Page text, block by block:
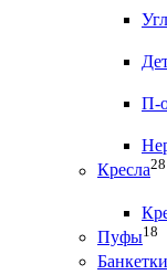
П-
Кресла28
Пуфы18
Банкетки